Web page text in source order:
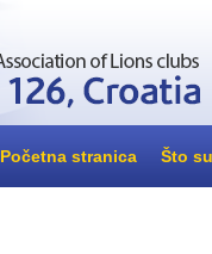
Početna stranica Što